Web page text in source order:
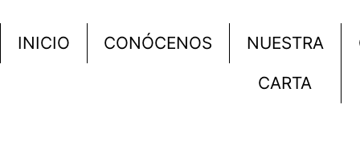
INICIO CONÓCENOS
NUESTRA
CARTA